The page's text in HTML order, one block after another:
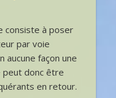
consiste à poser
par voie
aucune façon une
peut donc être
en retour.